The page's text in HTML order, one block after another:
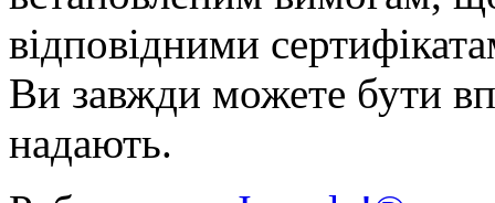
відповідними
Ви завжди можете бути
надають.